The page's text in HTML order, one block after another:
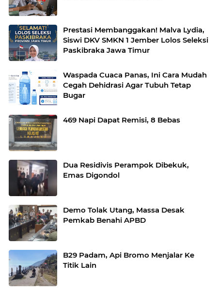
Prestasi Membanggakan! Malva Lydia,
Siswi DKV SMKN 1 Jember Lolos Seleksi
Paskibraka Jawa Timur
Waspada Cuaca Panas, Ini Cara Mudah
Cegah Dehidrasi Agar Tubuh Tetap
Bugar
469 Napi Dapat Remisi, 8 Bebas
Dua Residivis Perampok Dibekuk,
Emas Digondol
Demo Tolak Utang, Massa Desak
Pemkab Benahi APBD
B29 Padam, Api Bromo Menjalar Ke
Titik Lain